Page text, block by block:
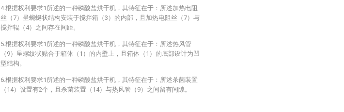
4.根据权利要求1所述的一种磷酸盐烘干机，其特征在于：所述加热电阻
丝（7）呈蜿蜒状结构安装于搅拌箱（3）的内部，且加热电阻丝（7）与
搅拌辊（4）之间存在间距。
5.根据权利要求1所述的一种磷酸盐烘干机，其特征在于：所述热风管
（9）呈螺纹状贴合于箱体（1）的内壁上，且箱体（1）的底部设计为凹
型结构。
6.根据权利要求1所述的一种磷酸盐烘干机，其特征在于：所述杀菌装置
（14）设置有2个，且杀菌装置（14）与热风管（9）之间留有间隙。